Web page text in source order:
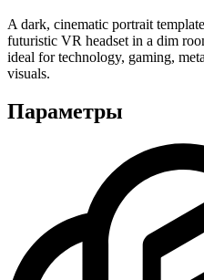
A dark, cinematic portrait
futuristic VR headset in a dim
ideal for technology, gaming,
visuals.
Параметры